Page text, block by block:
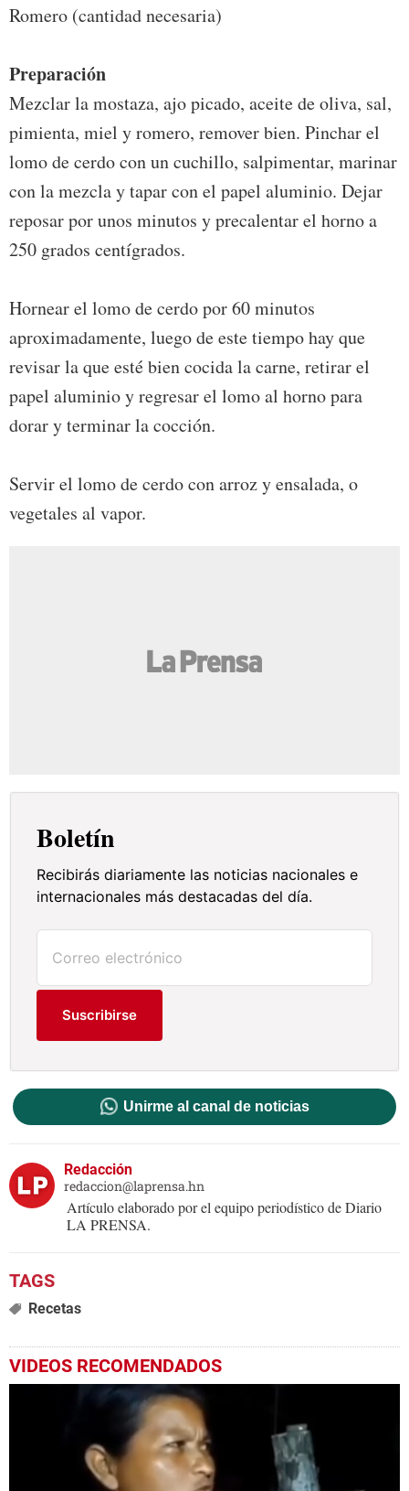
Romero (cantidad necesaria)
Preparación
Mezclar la mostaza, ajo picado, aceite de oliva, sal,
pimienta, miel y romero, remover bien. Pinchar el
lomo de cerdo con un cuchillo, salpimentar, marinar
con la mezcla y tapar con el papel aluminio. Dejar
reposar por unos minutos y precalentar el horno a
250 grados centígrados.
Hornear el lomo de cerdo por 60 minutos
aproximadamente, luego de este tiempo hay que
revisar la que esté bien cocida la carne, retirar el
papel aluminio y regresar el lomo al horno para
dorar y terminar la cocción.
Servir el lomo de cerdo con arroz y ensalada, o
vegetales al vapor.
Boletín
Recibirás diariamente las noticias nacionales e
internacionales más destacadas del día.
Suscribirse
Unirme al canal de noticias
Redacción
redaccion@laprensa.hn
Artículo elaborado por el equipo periodístico de Diario
LA PRENSA.
Recetas
VIDEOS RECOMENDADOS